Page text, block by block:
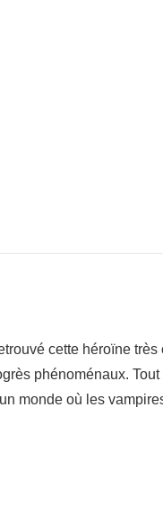
cette héroïne
phénoménaux. Tout
monde où les